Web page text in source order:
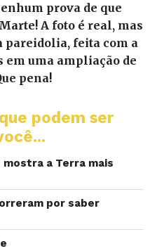
prova de que
A foto é real, mas
pareidolia, feita com a
em uma ampliação de
pena!
podem ser
a Terra mais
por saber